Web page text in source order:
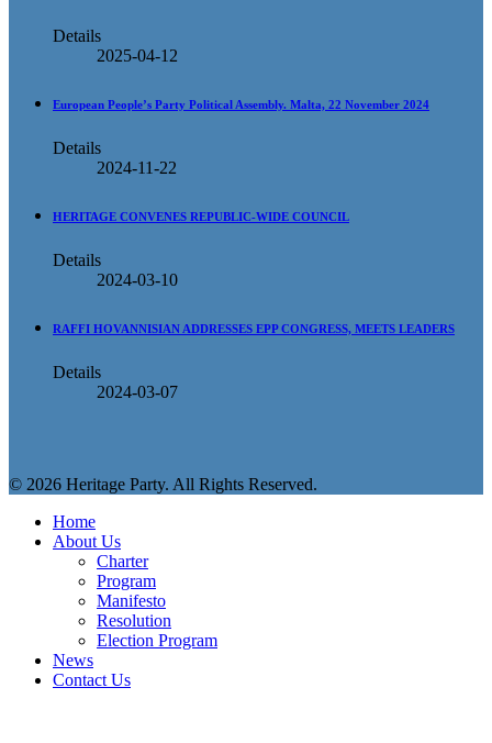
Details
2025-04-12
European People’s Party Political Assembly. Malta, 22 November 2024
Details
2024-11-22
HERITAGE CONVENES REPUBLIC-WIDE COUNCIL
Details
2024-03-10
RAFFI HOVANNISIAN ADDRESSES EPP CONGRESS, MEETS LEADERS
Details
2024-03-07
© 2026 Heritage Party. All Rights Reserved.
Home
About Us
Charter
Program
Manifesto
Resolution
Election Program
News
Contact Us